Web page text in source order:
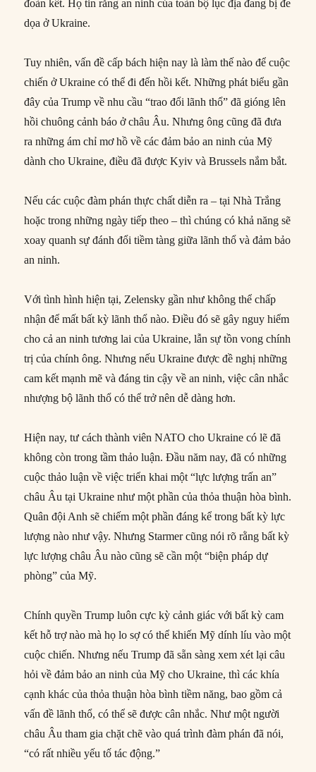
đoàn kết. Họ tin rằng an ninh của toàn bộ lục địa đang bị đe
dọa ở Ukraine.
Tuy nhiên, vấn đề cấp bách hiện nay là làm thế nào để cuộc
chiến ở Ukraine có thể đi đến hồi kết. Những phát biểu gần
đây của Trump về nhu cầu “trao đổi lãnh thổ” đã gióng lên
hồi chuông cảnh báo ở châu Âu. Nhưng ông cũng đã đưa
ra những ám chỉ mơ hồ về các đảm bảo an ninh của Mỹ
dành cho Ukraine, điều đã được Kyiv và Brussels nắm bắt.
Nếu các cuộc đàm phán thực chất diễn ra – tại Nhà Trắng
hoặc trong những ngày tiếp theo – thì chúng có khả năng sẽ
xoay quanh sự đánh đổi tiềm tàng giữa lãnh thổ và đảm bảo
an ninh.
Với tình hình hiện tại, Zelensky gần như không thể chấp
nhận để mất bất kỳ lãnh thổ nào. Điều đó sẽ gây nguy hiểm
cho cả an ninh tương lai của Ukraine, lẫn sự tồn vong chính
trị của chính ông. Nhưng nếu Ukraine được đề nghị những
cam kết mạnh mẽ và đáng tin cậy về an ninh, việc cân nhắc
nhượng bộ lãnh thổ có thể trở nên dễ dàng hơn.
Hiện nay, tư cách thành viên NATO cho Ukraine có lẽ đã
không còn trong tầm thảo luận. Đầu năm nay, đã có những
cuộc thảo luận về việc triển khai một “lực lượng trấn an”
châu Âu tại Ukraine như một phần của thỏa thuận hòa bình.
Quân đội Anh sẽ chiếm một phần đáng kể trong bất kỳ lực
lượng nào như vậy. Nhưng Starmer cũng nói rõ rằng bất kỳ
lực lượng châu Âu nào cũng sẽ cần một “biện pháp dự
phòng” của Mỹ.
Chính quyền Trump luôn cực kỳ cảnh giác với bất kỳ cam
kết hỗ trợ nào mà họ lo sợ có thể khiến Mỹ dính líu vào một
cuộc chiến. Nhưng nếu Trump đã sẵn sàng xem xét lại câu
hỏi về đảm bảo an ninh của Mỹ cho Ukraine, thì các khía
cạnh khác của thỏa thuận hòa bình tiềm năng, bao gồm cả
vấn đề lãnh thổ, có thể sẽ được cân nhắc. Như một người
châu Âu tham gia chặt chẽ vào quá trình đàm phán đã nói,
“có rất nhiều yếu tố tác động.”